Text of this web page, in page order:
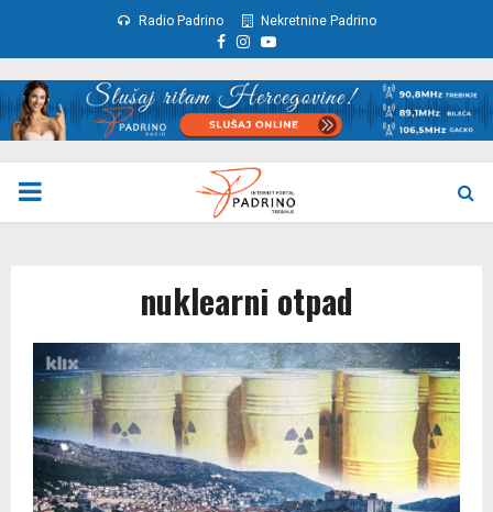
Radio Padrino Nekretnine Padrino
Facebook
Instagram
Youtube
PRIMARY
nuklearni otpad